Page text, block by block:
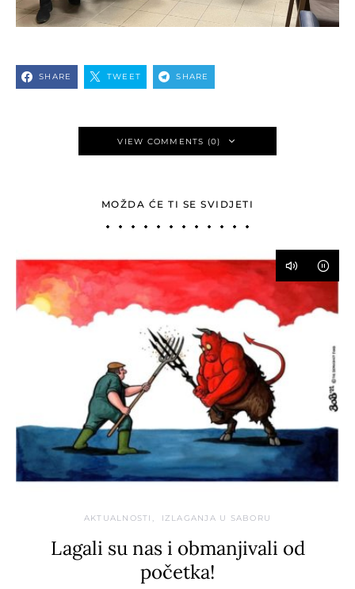
SHARE TWEET SHARE
VIEW COMMENTS (0)
MOŽDA ĆE TI SE SVIDJETI
AKTUALNOSTI IZLAGANJA U SABORU
Lagali su nas i obmanjivali od
početka!